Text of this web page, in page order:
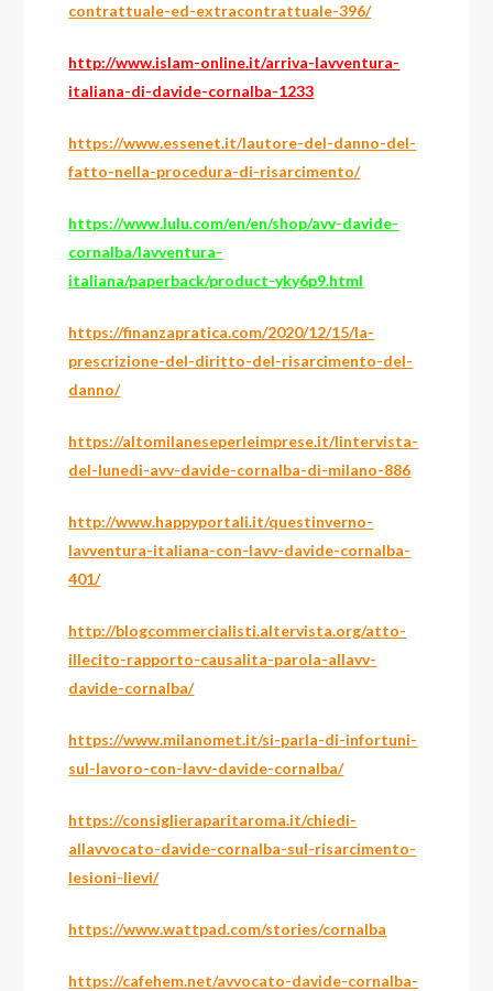
contrattuale-ed-extracontrattuale-396/
http://www.islam-online.it/arriva-lavventura-
italiana-di-davide-cornalba-1233
https://www.essenet.it/lautore-del-danno-del-
fatto-nella-procedura-di-risarcimento/
https://www.lulu.com/en/en/shop/avv-davide-
cornalba/lavventura-
italiana/paperback/product-yky6p9.html
https://finanzapratica.com/2020/12/15/la-
prescrizione-del-diritto-del-risarcimento-del-
danno/
https://altomilaneseperleimprese.it/lintervista-
del-lunedi-avv-davide-cornalba-di-milano-886
http://www.happyportali.it/questinverno-
lavventura-italiana-con-lavv-davide-cornalba-
401/
http://blogcommercialisti.altervista.org/atto-
illecito-rapporto-causalita-parola-allavv-
davide-cornalba/
https://www.milanomet.it/si-parla-di-infortuni-
sul-lavoro-con-lavv-davide-cornalba/
https://consiglieraparitaroma.it/chiedi-
allavvocato-davide-cornalba-sul-risarcimento-
lesioni-lievi/
https://www.wattpad.com/stories/cornalba
https://cafehem.net/avvocato-davide-cornalba-